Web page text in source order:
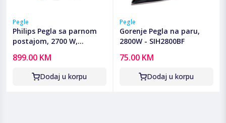
Pegle
Philips Pegla sa parnom
postajom, 2700 W,
899.00 KM
Dodaj u korpu
Pegle
Gorenje Pegla na paru,
2800W - SIH2800BF
75.00 KM
Dodaj u korpu